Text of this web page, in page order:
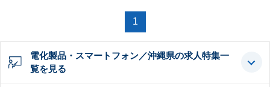
1
電化製品・スマートフォン／沖縄県の求人特集一
覧を見る